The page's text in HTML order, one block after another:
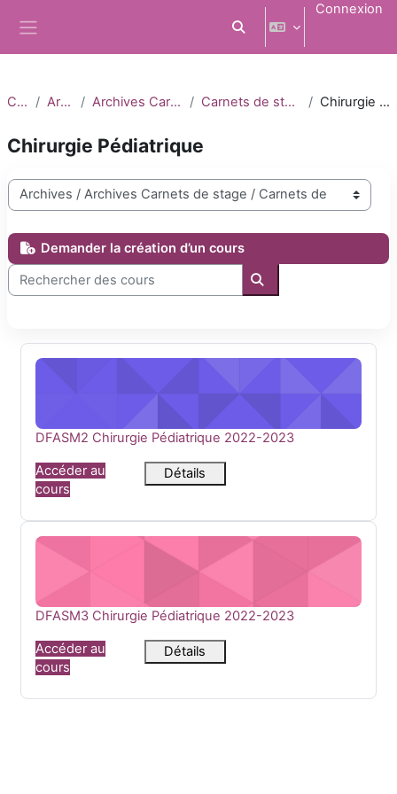
Activer/désactiver la
Connexion
Cours Archives Archives Carnets de stage Carnets de stage 2022-2023 Chirurgie Pédiatrique
Chirurgie Pédiatrique
Catégories de cours
Demander la création d’un cours
Rechercher des cours
Rechercher des cours
DFASM2 Chirurgie Pédiatrique 2022-2023
Nom du cours
DFASM2 Chirurgie Pédiatrique 2022-2023
Accéder au
cours
Détails
DFASM3 Chirurgie Pédiatrique 2022-2023
Nom du cours
DFASM3 Chirurgie Pédiatrique 2022-2023
Accéder au
cours
Détails